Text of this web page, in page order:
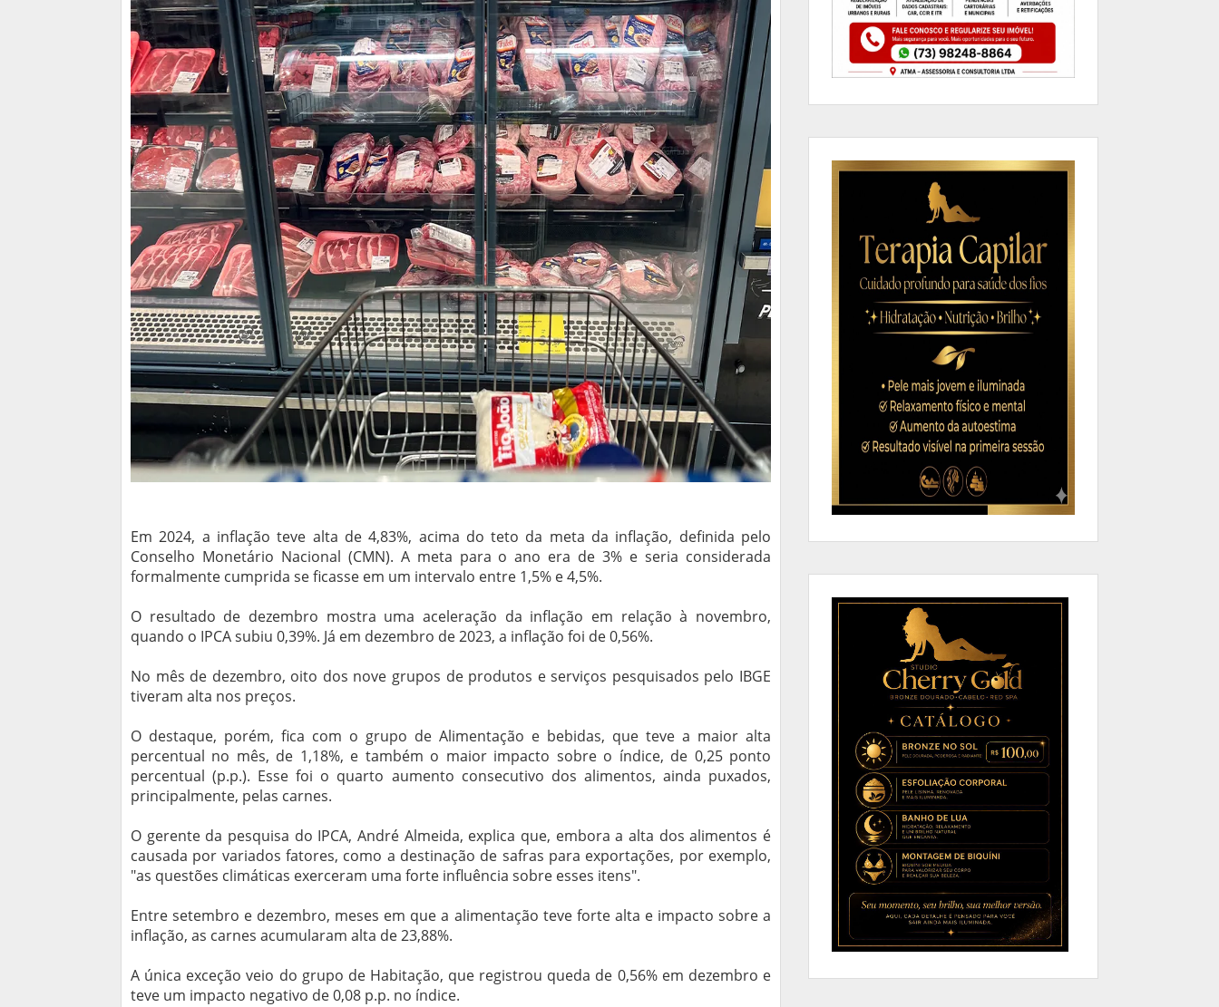
Em 2024, a inflação teve alta de 4,83%, acima do teto da meta da inflação, definida pelo
Conselho Monetário Nacional (CMN). A meta para o ano era de 3% e seria considerada
formalmente cumprida se ficasse em um intervalo entre 1,5% e 4,5%.
O resultado de dezembro mostra uma aceleração da inflação em relação à novembro,
quando o IPCA subiu 0,39%. Já em dezembro de 2023, a inflação foi de 0,56%.
No mês de dezembro, oito dos nove grupos de produtos e serviços pesquisados pelo IBGE
tiveram alta nos preços.
O destaque, porém, fica com o grupo de Alimentação e bebidas, que teve a maior alta
percentual no mês, de 1,18%, e também o maior impacto sobre o índice, de 0,25 ponto
percentual (p.p.). Esse foi o quarto aumento consecutivo dos alimentos, ainda puxados,
principalmente, pelas carnes.
O gerente da pesquisa do IPCA, André Almeida, explica que, embora a alta dos alimentos é
causada por variados fatores, como a destinação de safras para exportações, por exemplo,
"as questões climáticas exerceram uma forte influência sobre esses itens".
Entre setembro e dezembro, meses em que a alimentação teve forte alta e impacto sobre a
inflação, as carnes acumularam alta de 23,88%.
A única exceção veio do grupo de Habitação, que registrou queda de 0,56% em dezembro e
teve um impacto negativo de 0,08 p.p. no índice.